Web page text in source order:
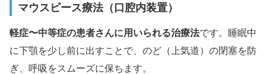
マウスピース療法（口腔内装置）
軽症〜中等症の患者さんに用いられる治療法です。睡眠中
に下顎を少し前に出すことで、のど（上気道）の閉塞を防
ぎ、呼吸をスムーズに保ちます。